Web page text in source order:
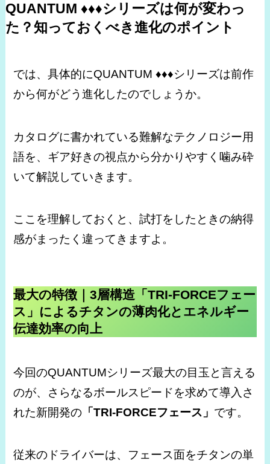
QUANTUM ♦♦♦シリーズは何が変わっ
た？知っておくべき進化のポイント
では、具体的にQUANTUM ♦♦♦シリーズは前作
から何がどう進化したのでしょうか。
カタログに書かれている難解なテクノロジー用
語を、ギア好きの視点から分かりやすく噛み砕
いて解説していきます。
ここを理解しておくと、試打をしたときの納得
感がまったく違ってきますよ。
最大の特徴｜3層構造「TRI-FORCEフェー
ス」によるチタンの薄肉化とエネルギー
伝達効率の向上
今回のQUANTUMシリーズ最大の目玉と言える
のが、さらなるボールスピードを求めて導入さ
れた新開発の 「TRI-FORCEフェース」 です。
従来のドライバーは、フェース面をチタンの単